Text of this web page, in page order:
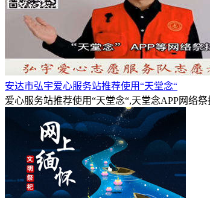
安达市弘宇爱心服务站推荐使用“天堂念“
爱心服务站推荐使用“天堂念“,天堂念APP网络